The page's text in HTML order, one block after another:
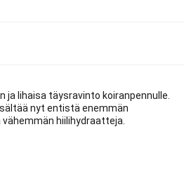
ja lihaisa täysravinto koiranpennulle.
nyt entistä enemmän
hiilihydraatteja.